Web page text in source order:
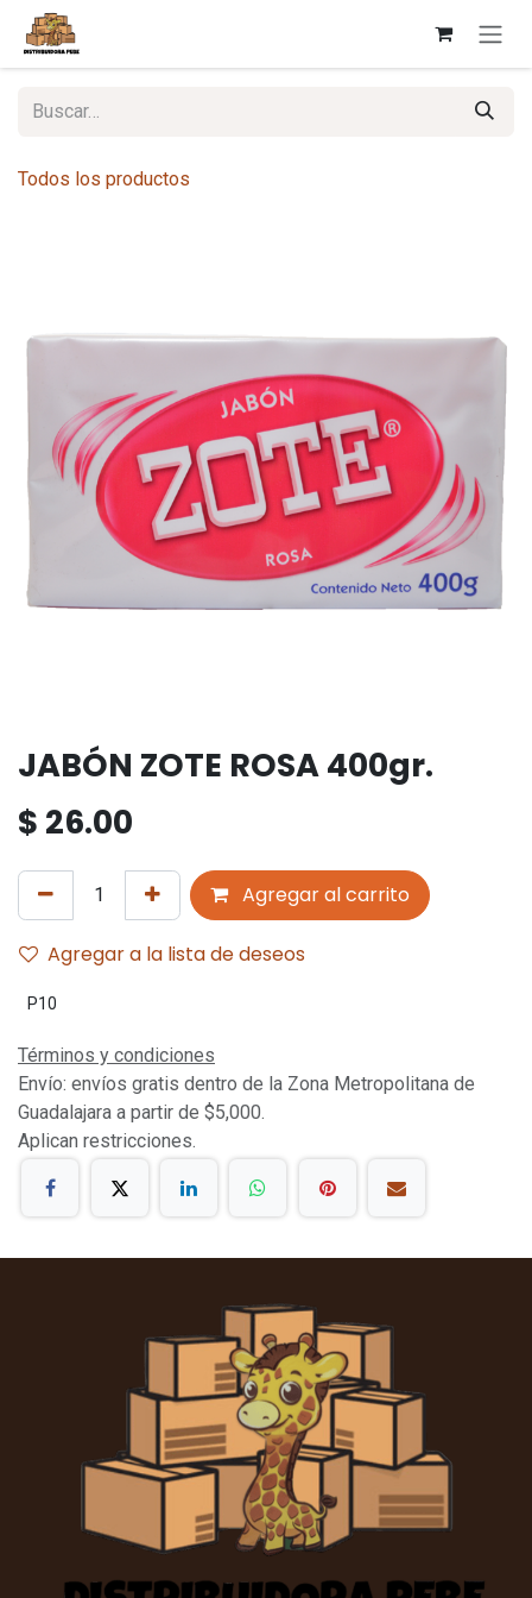
Ir al contenido
Todos los productos
JABÓN ZOTE ROSA 400gr.
$ 26.00
Agregar al carrito
Agregar a la lista de deseos
P10
Términos y condiciones
Envío: envíos gratis dentro de la Zona Metropolitana de
Guadalajara a partir de $5,000.
Aplican restricciones.